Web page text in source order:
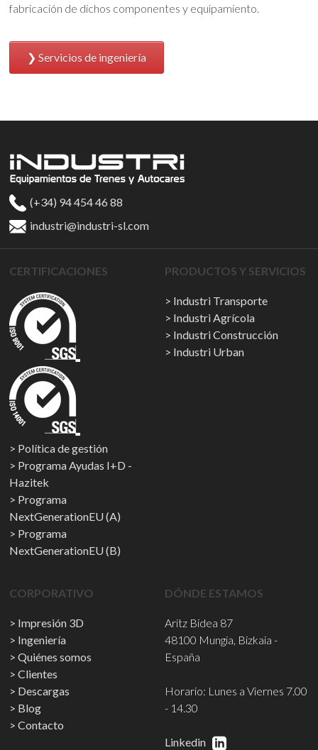
fabricación de dichos componentes y equipamiento.
Servicios de ingeniería
(+34) 94 454 46 88
industri@industri-sl.com
CERTIFICACIONES
Política de gestión
Programa Ayudas I+D -
Hazitek
Programa
NextGenerationEU (A)
Programa
NextGenerationEU (B)
PRODUCTOS Y SERVICIOS
Industri Transporte
Industri Agrícola
Industri Construcción
Industri Urban
CORPORATIVO
Impresión 3D
Ingeniería
Quiénes somos
Clientes
Descargas
Blog
Contacto
DÓNDE ESTAMOS
Aritz Bidea 87
48100 Mungia, Bizkaia -
España
Horario: Lunes a Viernes 7.00
- 14.30
Linkedin